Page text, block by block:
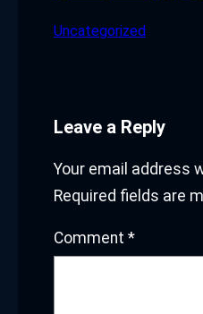
Uncategorized
Leave a Reply
Your email address
Required fields are
Comment *